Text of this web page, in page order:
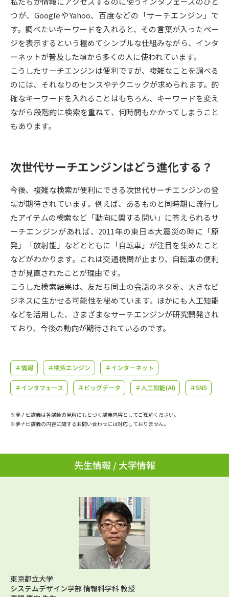
SELFBRAND特集ページ
オープンキャンパスなどを調べる
オープンキャンパス検索 実施プログラムから探す
来場型・Web型イベント特集 夢ナビライブ
併願校選び 受験スケジュールを立てよう
先輩が入学を決めた理由 テレメール全国一斉進学調査
新生活お役立ちガイド
学問発見 学問検索
学問のミニ講義「夢ナビ講義」 学問分野解説
ユーザーサポート
Ｑ＆Ａ よくあるご質問 大学進学IDについて
資料の料金の
個人情報取扱規定
テレメール進学カタログ
訂正のご案内
つが、GoogleやYahoo、百度などの「サーチエンジン」で
す。調べたいキーワードを入れると、その言葉が入ったペー
ジを表示するという極めてシンプルな仕組みながら、インタ
ーネットが普及した頃から多くの人に使われています。
こうしたサーチエンジンは便利ですが、複雑なことを調べる
のには、それなりのセンスやテクニックが求められます。的
確なキーワードを入れることはもちろん、キーワードを変え
ながら段階的に検索を重ねて、何時間もかかってしまうこと
もあります。
次世代サーチエンジンはどう進化する？
今後、複雑な検索が便利にできる次世代サーチエンジンの登
場が期待されています。例えば、あるものと同時期に流行し
たアイテムの検索など「動向に関する問い」に答えられるサ
ーチエンジンがあれば、2011年の東日本大震災の時に「原
発」「放射能」などとともに「自転車」が注目を集めたこと
などがわかります。これは交通機関が止まり、自転車の便利
さが見直されたことが理由です。
こうした検索結果は、友だち同士の会話のネタを、大きなビ
ジネスに生かせる可能性を秘めています。ほかにも人工知能
などを活用した、さまざまなサーチエンジンが研究開発され
ており、今後の動向が期待されているのです。
＃情報 ＃検索エンジン ＃インターネット
＃インタフェース ＃ビッグデータ ＃人工知能(AI) ＃SNS
※夢ナビ講義は各講師の見解にもとづく講義内容としてご理解ください。
※夢ナビ講義の内容に関するお問い合わせには対応しておりません。
先生情報 / 大学情報
東京都立大学
システムデザイン学部 情報科学科 教授